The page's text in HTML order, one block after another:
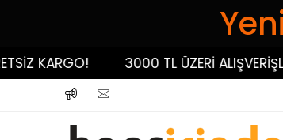
KARGO! 3000 TL ÜZERİ